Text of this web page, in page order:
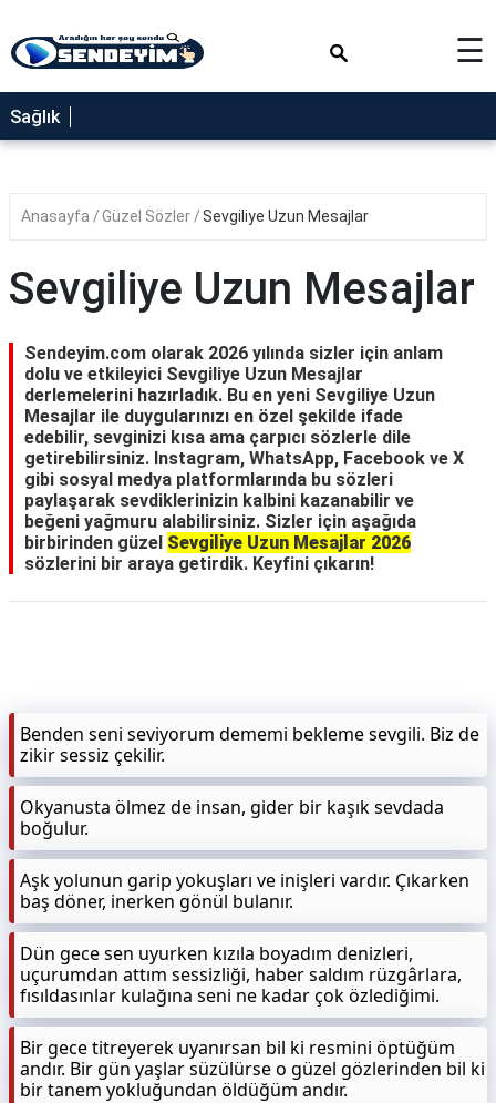
SAĞLIK
NEDİR
YEMEK
RÜYA
TABİRLERİ
GEZİLECEK
YERLER
BLOG
☰
Sağlık
Anasayfa Güzel Sözler Sevgiliye Uzun Mesajlar
Sevgiliye Uzun Mesajlar
Sendeyim.com olarak 2026 yılında sizler için anlam
dolu ve etkileyici Sevgiliye Uzun Mesajlar
derlemelerini hazırladık. Bu en yeni Sevgiliye Uzun
Mesajlar ile duygularınızı en özel şekilde ifade
edebilir, sevginizi kısa ama çarpıcı sözlerle dile
getirebilirsiniz. Instagram, WhatsApp, Facebook ve X
gibi sosyal medya platformlarında bu sözleri
paylaşarak sevdiklerinizin kalbini kazanabilir ve
beğeni yağmuru alabilirsiniz. Sizler için aşağıda
birbirinden güzel Sevgiliye Uzun Mesajlar 2026
sözlerini bir araya getirdik. Keyfini çıkarın!
Benden seni seviyorum dememi bekleme sevgili. Biz de
zikir sessiz çekilir.
Okyanusta ölmez de insan, gider bir kaşık sevdada
boğulur.
Aşk yolunun garip yokuşları ve inişleri vardır. Çıkarken
baş döner, inerken gönül bulanır.
Dün gece sen uyurken kızıla boyadım denizleri,
uçurumdan attım sessizliği, haber saldım rüzgârlara,
fısıldasınlar kulağına seni ne kadar çok özlediğimi.
Bir gece titreyerek uyanırsan bil ki resmini öptüğüm
andır. Bir gün yaşlar süzülürse o güzel gözlerinden bil ki
bir tanem yokluğundan öldüğüm andır.